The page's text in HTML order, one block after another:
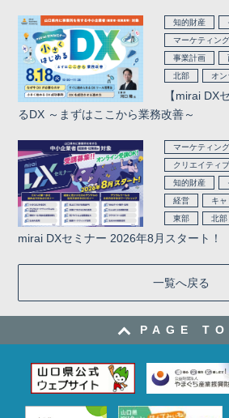
知的財産
マーケティング
事業計画
北部
オン
【mirai DX
るDX ～まずはここから業務改善～
マーケティング
クリエイティブ
知的財産
経営
キャ
東部
北部
mirai DXセミナー 2026年8月スタート！
一覧へ戻る
PAGE